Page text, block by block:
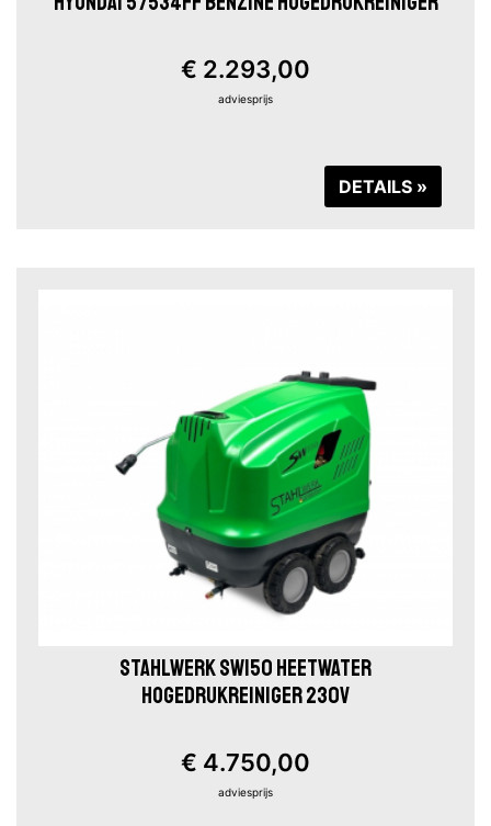
€ 2.293,00
adviesprijs
DETAILS »
STAHLWERK SW150 HEETWATER
HOGEDRUKREINIGER 230V
€ 4.750,00
adviesprijs